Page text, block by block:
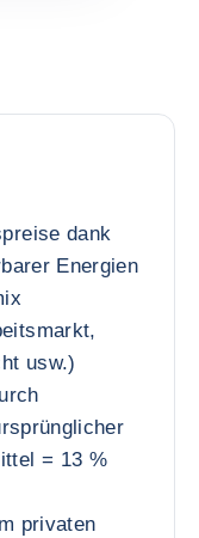
dank
Energien
usw.)
= 13 %
privaten